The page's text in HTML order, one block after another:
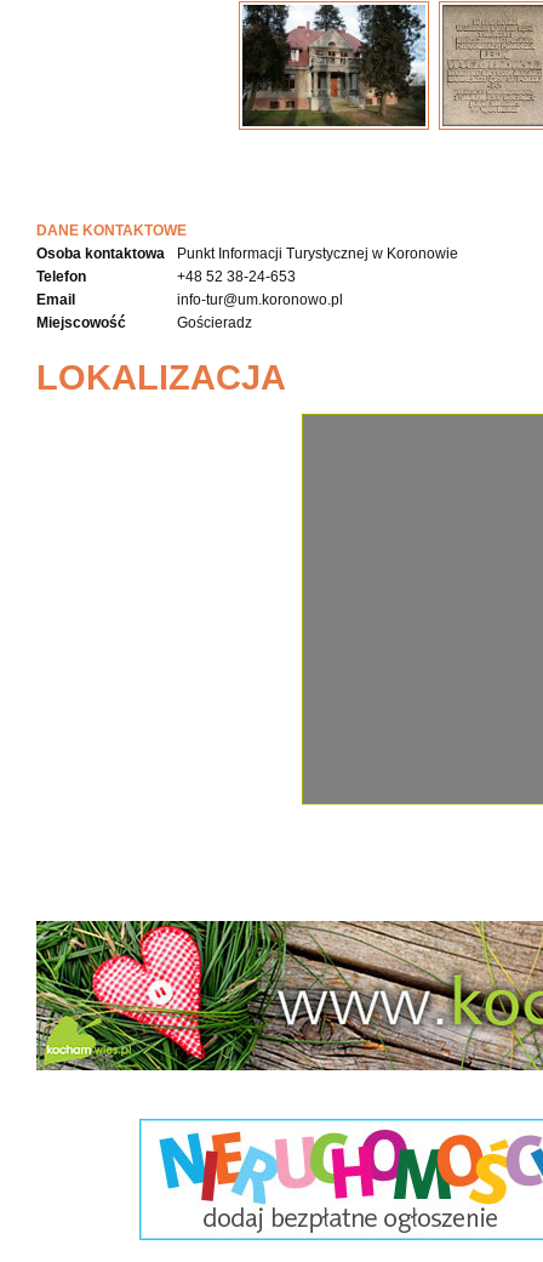
DANE KONTAKTOWE
Osoba kontaktowa
Punkt Informacji Turystycznej w Koronowie
Telefon
+48 52 38-24-653
Email
info-tur@um.koronowo.pl
Miejscowość
Gościeradz
LOKALIZACJA